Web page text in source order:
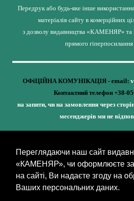
Переглядаючи наш сайт
«КАМЕНЯР», чи оформлюєте
на сайті, Ви надаєте згоду на
Ваших персональних даних.
Передрук або будь-яке інше
матеріалів сайту в комерційних
з дозволу видавництва «КАМЕНЯР» та
прямого гіперпосилання
ОФіЦІЙНА КОМУНІКАЦІЯ - email:
Контактний телефон +38-
на запити, чи на замовлення через
месенджерів ми не
Кожне наше видання - це
у збереження ідентичності та
(видавництво